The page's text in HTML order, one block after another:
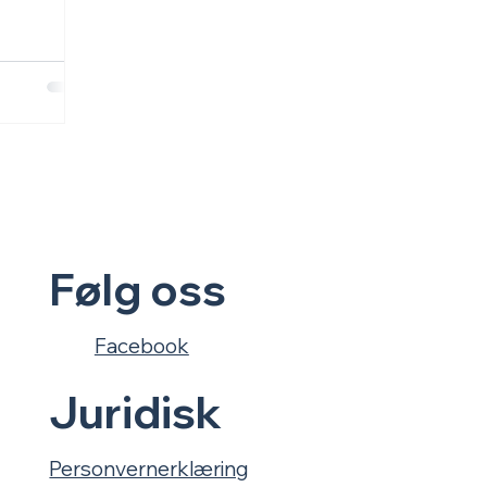
våre og
vi
Følg oss
Facebook
Juridisk
Personvernerklæring